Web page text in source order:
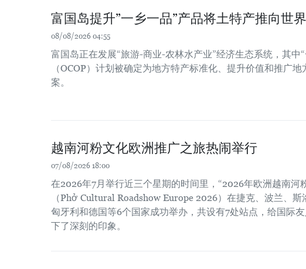
富国岛提升”一乡一品”产品将土特产推向世界
08/08/2026 04:55
富国岛正在发展“旅游-商业-农林水产业”经济生态系统，其中
（OCOP）计划被确定为地方特产标准化、提升价值和推广
案。
越南河粉文化欧洲推广之旅热闹举行
07/08/2026 18:00
在2026年7月举行近三个星期的时间里，“2026年欧洲越南河
（Phở Cultural Roadshow Europe 2026）在捷克、波兰、斯
匈牙利和德国等6个国家成功举办，共设有7处站点，给国际
下了深刻的印象。